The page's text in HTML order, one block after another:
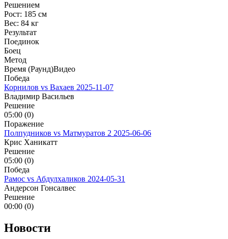
Решением
Рост: 185 см
Вес: 84 кг
Результат
Поединок
Боец
Метод
Время (Раунд)Видео
Победа
Корнилов vs Вахаев 2025-11-07
Владимир Васильев
Решение
05:00 (0)
Поражение
Полпудников vs Матмуратов 2 2025-06-06
Крис Ханикатт
Решение
05:00 (0)
Победа
Рамос vs Абдулхаликов 2024-05-31
Андерсон Гонсалвес
Решение
00:00 (0)
Новости